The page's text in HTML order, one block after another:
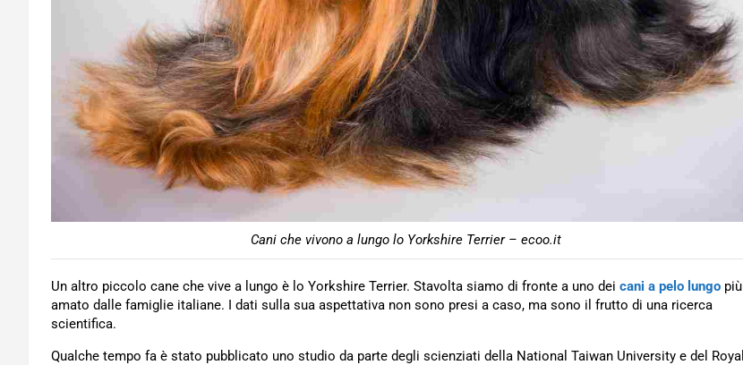
Cani che vivono a lungo lo Yorkshire Terrier – ecoo.it
Un altro piccolo cane che vive a lungo è lo Yorkshire Terrier. Stavolta siamo di fronte a uno dei cani a pelo lungo più
amato dalle famiglie italiane. I dati sulla sua aspettativa non sono presi a caso, ma sono il frutto di una ricerca
scientifica.
Qualche tempo fa è stato pubblicato uno studio da parte degli scienziati della National Taiwan University e del Royal